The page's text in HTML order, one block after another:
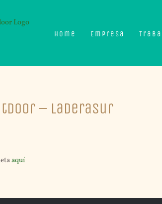
Home Empresa
– LaderaSur
aquí